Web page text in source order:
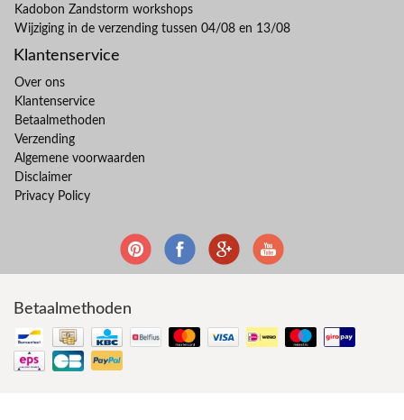
Kadobon Zandstorm workshops
Wijziging in de verzending tussen 04/08 en 13/08
Klantenservice
Over ons
Klantenservice
Betaalmethoden
Verzending
Algemene voorwaarden
Disclaimer
Privacy Policy
Betaalmethoden